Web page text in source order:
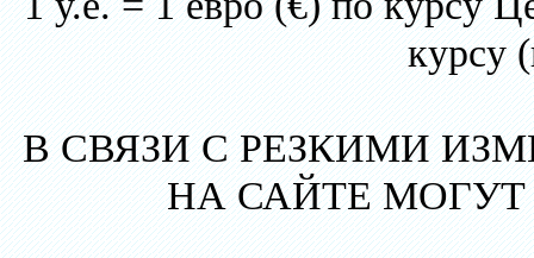
курсу
В СВЯЗИ С РЕЗКИМИ
НА САЙТЕ